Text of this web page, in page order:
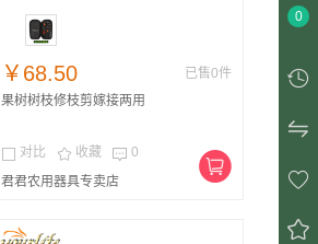
￥68.50
已售0件
果树树枝修枝剪嫁接两用
对比  收藏  0
君君农用器具专卖店
0



